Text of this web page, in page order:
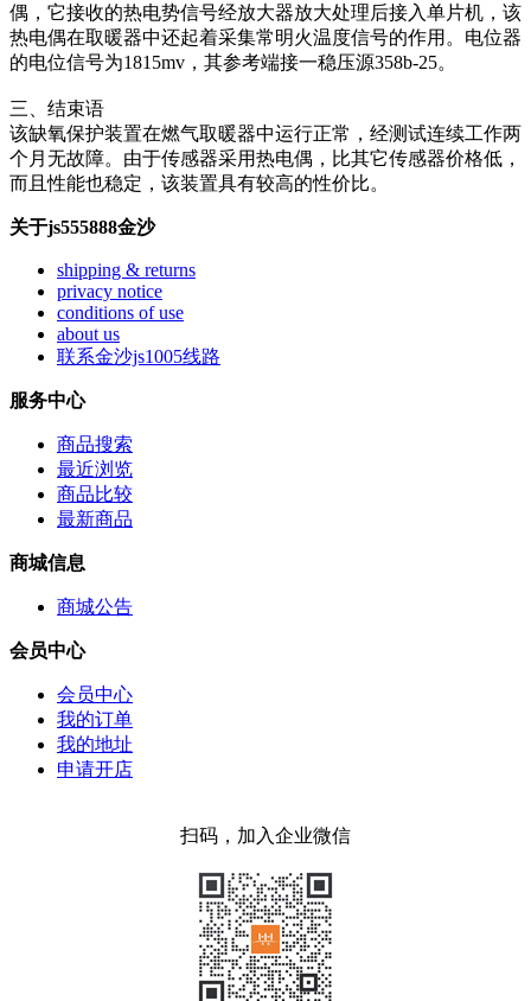
偶，它接收的热电势信号经放大器放大处理后接入单片机，该
热电偶在取暖器中还起着采集常明火温度信号的作用。电位器
的电位信号为1815mv，其参考端接一稳压源358b-25。
三、结束语
该缺氧保护装置在燃气取暖器中运行正常，经测试连续工作两
个月无故障。由于传感器采用热电偶，比其它传感器价格低，
而且性能也稳定，该装置具有较高的性价比。
关于js555888金沙
shipping & returns
privacy notice
conditions of use
about us
联系金沙js1005线路
服务中心
商品搜索
最近浏览
商品比较
最新商品
商城信息
商城公告
会员中心
会员中心
我的订单
我的地址
申请开店
扫码，加入企业微信